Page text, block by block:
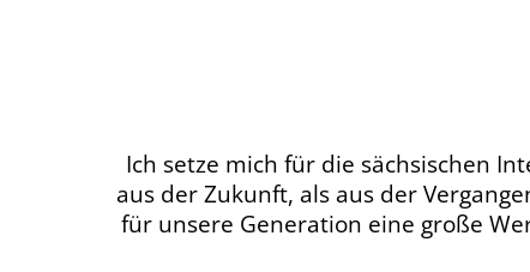
Ich setze mich für die sächsischen
aus der Zukunft, als aus der
für unsere Generation eine große